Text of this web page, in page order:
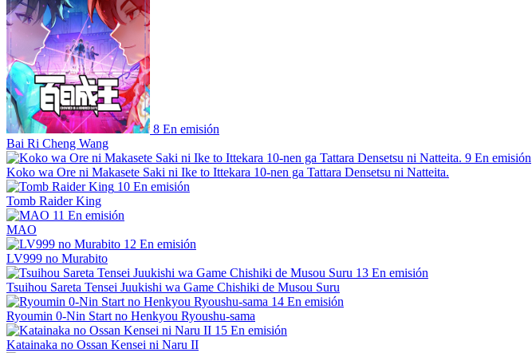
8 En emisión
Bai Ri Cheng Wang
9 En emisión
Koko wa Ore ni Makasete Saki ni Ike to Ittekara 10-nen ga Tattara Densetsu ni Natteita.
10 En emisión
Tomb Raider King
11 En emisión
MAO
12 En emisión
LV999 no Murabito
13 En emisión
Tsuihou Sareta Tensei Juukishi wa Game Chishiki de Musou Suru
14 En emisión
Ryoumin 0-Nin Start no Henkyou Ryoushu-sama
15 En emisión
Katainaka no Ossan Kensei ni Naru II